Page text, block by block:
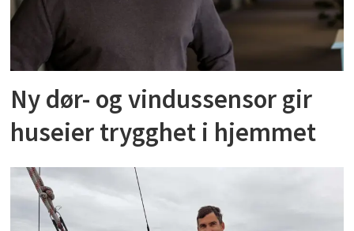
Ny dør- og vindussensor gir
huseier trygghet i hjemmet